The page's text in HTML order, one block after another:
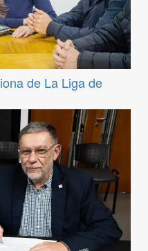
de La Liga de